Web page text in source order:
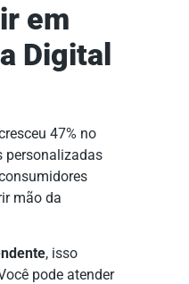
em
Digital
47% no
personalizadas
mão da
, isso
pode atender